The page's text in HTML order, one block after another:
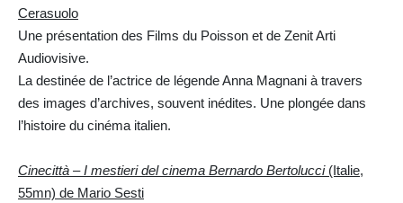
Cerasuolo
Une présentation des Films du Poisson et de Zenit Arti
Audiovisive.
La destinée de l’actrice de légende Anna Magnani à travers
des images d’archives, souvent inédites. Une plongée dans
l’histoire du cinéma italien.
Cinecittà – I mestieri del cinema Bernardo Bertolucci(Italie,
55mn) de Mario Sesti